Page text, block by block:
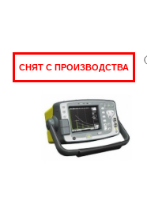
СНЯТ С ПРОИЗВОДСТВА